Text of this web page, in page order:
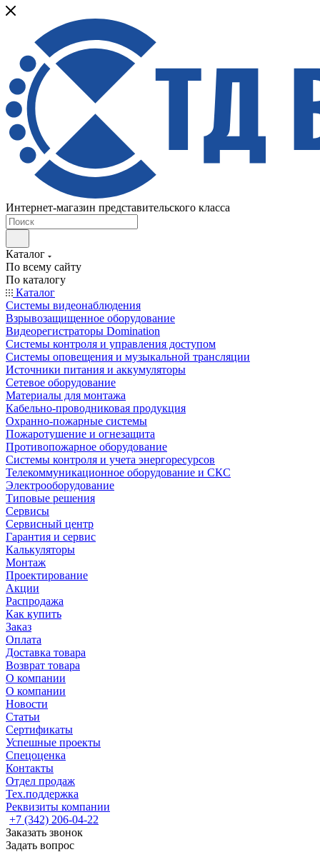
Интернет-магазин представительского класса
Каталог
По всему сайту
По каталогу
Каталог
Системы видеонаблюдения
Взрывозащищенное оборудование
Видеорегистраторы Domination
Системы контроля и управления доступом
Системы оповещения и музыкальной трансляции
Источники питания и аккумуляторы
Сетевое оборудование
Материалы для монтажа
Кабельно-проводниковая продукция
Охранно-пожарные системы
Пожаротушение и огнезащита
Противопожарное оборудование
Системы контроля и учета энергоресурсов
Телекоммуникационное оборудование и СКС
Электрооборудование
Типовые решения
Сервисы
Сервисный центр
Гарантия и сервис
Калькуляторы
Монтаж
Проектирование
Акции
Распродажа
Как купить
Заказ
Оплата
Доставка товара
Возврат товара
О компании
О компании
Новости
Статьи
Сертификаты
Успешные проекты
Спецоценка
Контакты
Отдел продаж
Тех.поддержка
Реквизиты компании
+7 (342) 206-04-22
Заказать звонок
Задать вопрос